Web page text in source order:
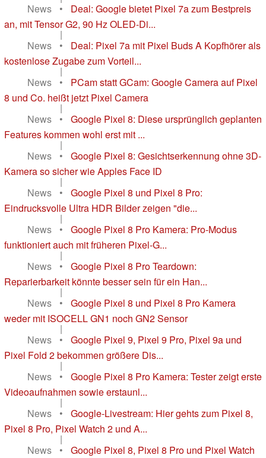
News
•
Deal: Google bietet Pixel 7a zum Bestpreis
an, mit Tensor G2, 90 Hz OLED-Di...
|
News
•
Deal: Pixel 7a mit Pixel Buds A Kopfhörer als
kostenlose Zugabe zum Vorteil...
|
News
•
PCam statt GCam: Google Camera auf Pixel
8 und Co. heißt jetzt Pixel Camera
|
News
•
Google Pixel 8: Diese ursprünglich geplanten
Features kommen wohl erst mit ...
|
News
•
Google Pixel 8: Gesichtserkennung ohne 3D-
Kamera so sicher wie Apples Face ID
|
News
•
Google Pixel 8 und Pixel 8 Pro:
Eindrucksvolle Ultra HDR Bilder zeigen "die...
|
News
•
Google Pixel 8 Pro Kamera: Pro-Modus
funktioniert auch mit früheren Pixel-G...
|
News
•
Google Pixel 8 Pro Teardown:
Reparierbarkeit könnte besser sein für ein Han...
|
News
•
Google Pixel 8 und Pixel 8 Pro Kamera
weder mit ISOCELL GN1 noch GN2 Sensor
|
News
•
Google Pixel 9, Pixel 9 Pro, Pixel 9a und
Pixel Fold 2 bekommen größere Dis...
|
News
•
Google Pixel 8 Pro Kamera: Tester zeigt erste
Videoaufnahmen sowie erstaunl...
|
News
•
Google-Livestream: Hier gehts zum Pixel 8,
Pixel 8 Pro, Pixel Watch 2 und A...
|
News
•
Google Pixel 8, Pixel 8 Pro und Pixel Watch